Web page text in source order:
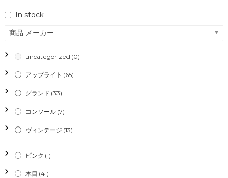
ゲ
ー
シ
ョ
ン
In stock
商品 メーカー
uncategorized (0)
アップライト (65)
グランド (33)
コンソール (7)
ヴィンテージ (13)
ピンク (1)
木目 (41)